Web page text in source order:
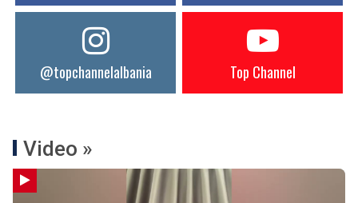
@topchannelalbania Top Channel
Video »